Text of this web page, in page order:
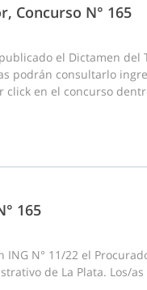
Concurso N° 165
el Dictamen
podrán consultarlo
click en el concurso
165
N° 11/22 el
de La Plata. Los/